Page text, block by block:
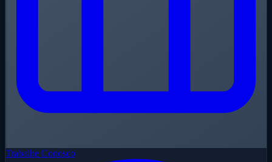
Trabalhe Conosco